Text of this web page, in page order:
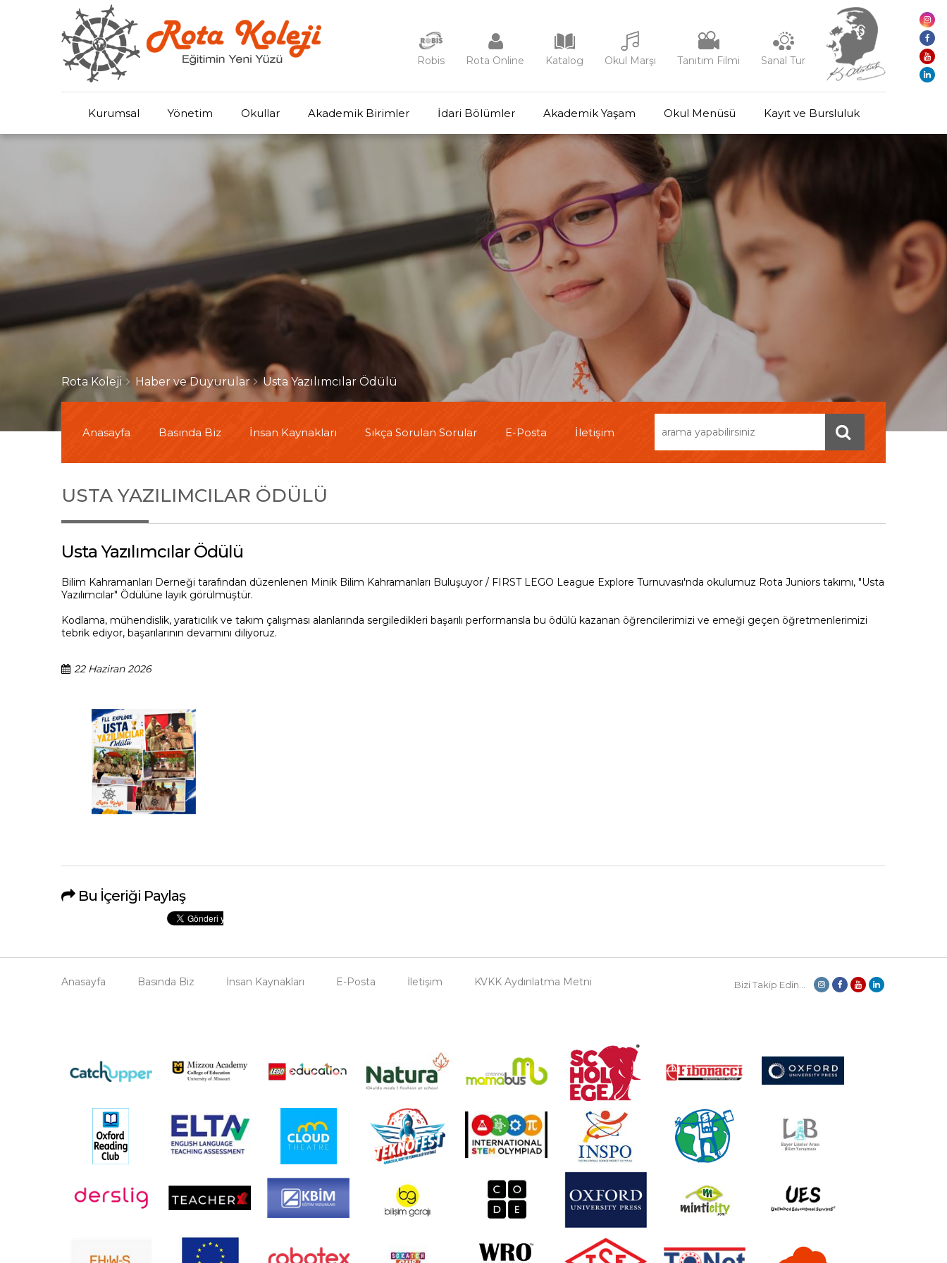
Robis Rota Online Katalog Okul Marşı Tanıtım Filmi Sanal Tur
Kurumsal Yönetim Okullar Akademik Birimler İdari Bölümler Akademik Yaşam Okul Menüsü Kayıt ve Bursluluk
Rota Koleji Haber ve Duyurular Usta Yazılımcılar Ödülü
Anasayfa Basında Biz İnsan Kaynakları Sıkça Sorulan Sorular E-Posta İletişim
USTA YAZILIMCILAR ÖDÜLÜ
Usta Yazılımcılar Ödülü
Bilim Kahramanları Derneği tarafından düzenlenen Minik Bilim Kahramanları Buluşuyor / FIRST LEGO League Explore Turnuvası'nda okulumuz Rota Juniors takımı, "Usta
Yazılımcılar" Ödülüne layık görülmüştür.
Kodlama, mühendislik, yaratıcılık ve takım çalışması alanlarında sergiledikleri başarılı performansla bu ödülü kazanan öğrencilerimizi ve emeği geçen öğretmenlerimizi
tebrik ediyor, başarılarının devamını diliyoruz.
22 Haziran 2026
Bu İçeriği Paylaş
Anasayfa Basında Biz İnsan Kaynakları E-Posta İletişim KVKK Aydınlatma Metni Bizi Takip Edin...